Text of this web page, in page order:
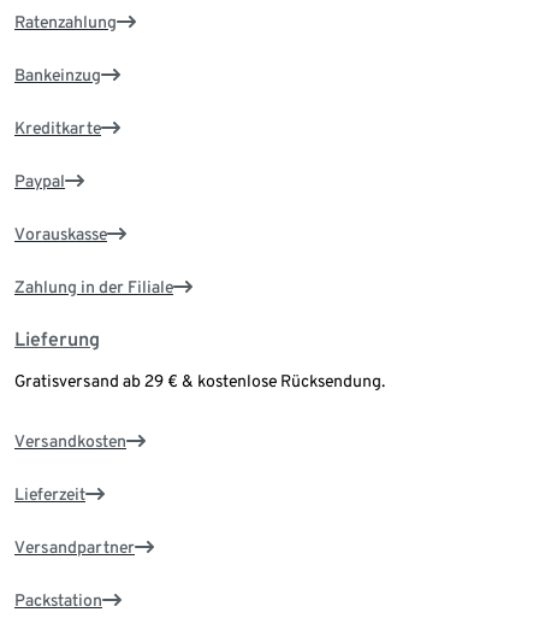
Ratenzahlung
Bankeinzug
Kreditkarte
Paypal
Vorauskasse
Zahlung in der Filiale
Lieferung
Gratisversand ab 29 € & kostenlose Rücksendung.
Versandkosten
Lieferzeit
Versandpartner
Packstation